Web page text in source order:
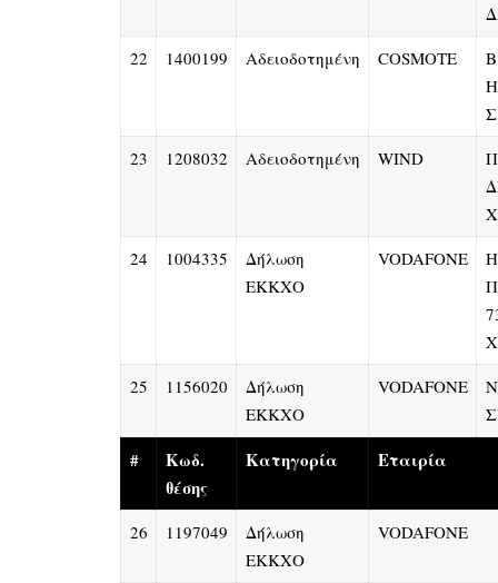
22
1400199 Αδειοδοτημένη COSMOTE
23
1208032 Αδειοδοτημένη WIND
24
1004335
Δήλωση
ΕΚΚΧΟ
VODAFONE
25
1156020
Δήλωση
ΕΚΚΧΟ
VODAFONE
#
Κωδ.
θέσης
Κατηγορία Εταιρία
26 1197049
Δήλωση
ΕΚΚΧΟ
VODAFONE